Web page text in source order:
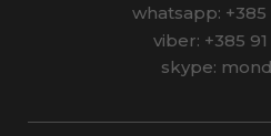
whatsapp: +385
viber: +385 91
skype: